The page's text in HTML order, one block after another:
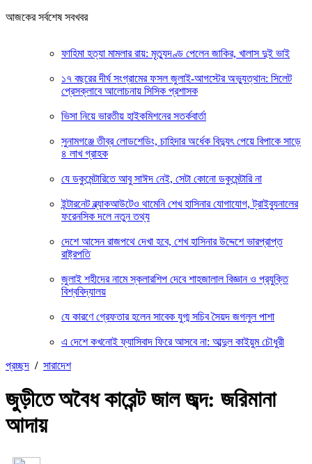
আজকের সর্বশেষ সবখবর
ফাহিমা হত্যা মামলার রায়: মৃত্যুদণ্ড পেলেন জাকির, খালাস দুই ভাই
১৭ বছরের দীর্ঘ সংগ্রামের ফসল জুলাই-আগস্টের অভ্যুত্থান: সিলেট
প্রেসক্লাবে আলোচনায় সিসিক প্রশাসক
ভিসা নিয়ে ভারতীয় হাইকমিশনের সতর্কবার্তা
সুনামগঞ্জে তীব্র লোডশেডিং, চাহিদার অর্ধেক বিদ্যুৎ পেয়ে বিপাকে সাড়ে
৪ লাখ গ্রাহক
যে ডকুমেন্টারিতে আবু সাঈদ নেই, সেটা কোনো ডকুমেন্টারি না
ইন্টারনেট ব্ল্যাকআউটেও থামেনি শেখ হাসিনার যোগাযোগ, ট্রাইব্যুনালের
ফরেনসিক দলে নতুন তথ্য
দেশে আসেন রাজপথে দেখা হবে, শেখ হাসিনার উদ্দেশে ভারপ্রাপ্ত
রাষ্ট্রপতি
জুলাই শহীদের নামে স্কলারশিপ দেবে শাহজালাল বিজ্ঞান ও প্রযুক্তি
বিশ্ববিদ্যালয়
যে কারণে গ্রেফতার হলেন সাবেক যুগ্ম সচিব সৈয়দ জগলুল পাশা
এ দেশে কখনোই ফ্যাসিবাদ ফিরে আসবে না: আব্দুল কাইয়ুম চৌধুরী
প্রচ্ছদ / সারাদেশ
জুড়ীতে অবৈধ কারেন্ট জাল জব্দ: জরিমানা
আদায়